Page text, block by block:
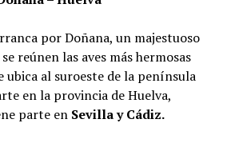
por Doñana, un majestuoso
reúnen las aves más hermosas
ubica al suroeste de la península
en la provincia de Huelva,
parte en Sevilla y Cádiz.